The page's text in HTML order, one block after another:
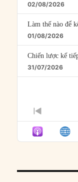
02/08/2026
Làm thế nào để
01/08/2026
Chiến lược kế
31/07/2026